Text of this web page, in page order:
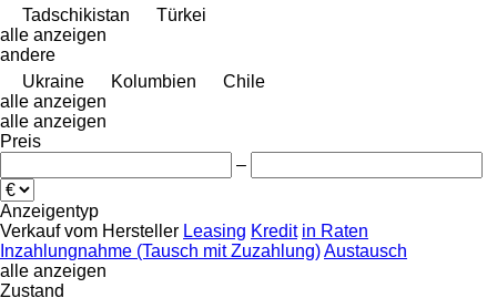
Tadschikistan
Türkei
alle anzeigen
andere
Ukraine
Kolumbien
Chile
alle anzeigen
alle anzeigen
Preis
–
Anzeigentyp
Verkauf vom Hersteller Leasing Kredit in Raten
Inzahlungnahme (Tausch mit Zuzahlung)Austausch
alle anzeigen
Zustand